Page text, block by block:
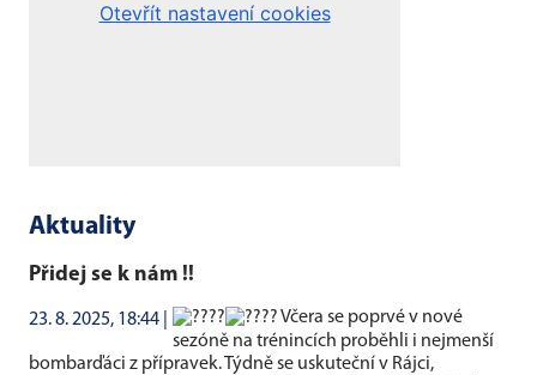
Aktuality
Přidej se k nám !!
23. 8. 2025, 18:44 |
Včera se poprvé v nové
sezóně na trénincích proběhli i nejmenší
bombarďáci z přípravek. Týdně se uskuteční v Rájci,